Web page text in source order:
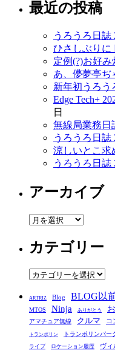
最近の投稿
うろうろ日誌
ひさしぶりに
定例(?)お好み
あ、儚夢亭ぢ
新年初うろう
Edge Tech+
日
無線局業務日
うろうろ日誌
涼しいとこ求
うろうろ日誌
アーカイブ
ア
カ
イ
ブ
カテゴリー
カ
ゴ
リ
ー
ARTRIZ Blog BLOG以
MTOS
Ninja ありがとう
アマチュア無線 クルマ コ
トランポリン トランポリンパー
ライブ ロケーション履歴 ヴィ